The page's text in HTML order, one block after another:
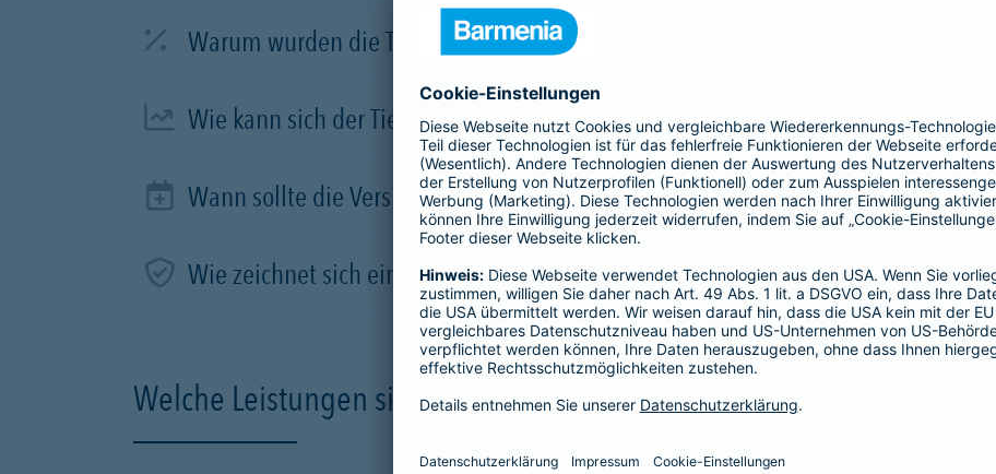
Warum wurden die Tierarztvergütungen erheblich angepasst?
Wie kann sich der Tierhalter vor steigenden Kosten schützen?
Wann sollte die Versicherung abgeschlossen werden?
Wie zeichnet sich ein guter Tarif aus?
Welche Leistungen sind in der OP-Versicherung für die Katze enthalten?